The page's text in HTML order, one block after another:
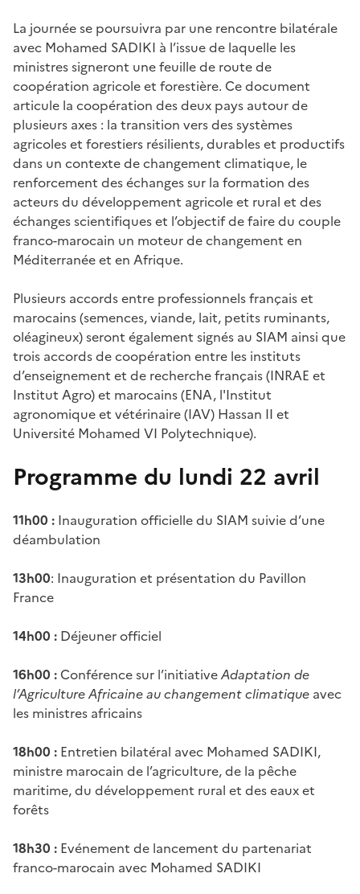
La journée se poursuivra par une rencontre bilatérale
avec Mohamed SADIKI à l’issue de laquelle les
ministres signeront une feuille de route de
coopération agricole et forestière. Ce document
articule la coopération des deux pays autour de
plusieurs axes : la transition vers des systèmes
agricoles et forestiers résilients, durables et productifs
dans un contexte de changement climatique, le
renforcement des échanges sur la formation des
acteurs du développement agricole et rural et des
échanges scientifiques et l’objectif de faire du couple
franco-marocain un moteur de changement en
Méditerranée et en Afrique.
Plusieurs accords entre professionnels français et
marocains (semences, viande, lait, petits ruminants,
oléagineux) seront également signés au SIAM ainsi que
trois accords de coopération entre les instituts
d’enseignement et de recherche français (INRAE et
Institut Agro) et marocains (ENA, l'Institut
agronomique et vétérinaire (IAV) Hassan II et
Université Mohamed VI Polytechnique).
Programme du lundi 22 avril
11h00 : Inauguration officielle du SIAM suivie d’une
déambulation
13h00: Inauguration et présentation du Pavillon
France
14h00 : Déjeuner officiel
16h00 : Conférence sur l’initiativeAdaptation de
l’Agriculture Africaine au changement climatique avec
les ministres africains
18h00 : Entretien bilatéral avec Mohamed SADIKI,
ministre marocain de l’agriculture,de la pêche
maritime, du développement rural et des eaux et
forêts
18h30 : Evénement de lancement du partenariat
franco-marocain avec Mohamed SADIKI